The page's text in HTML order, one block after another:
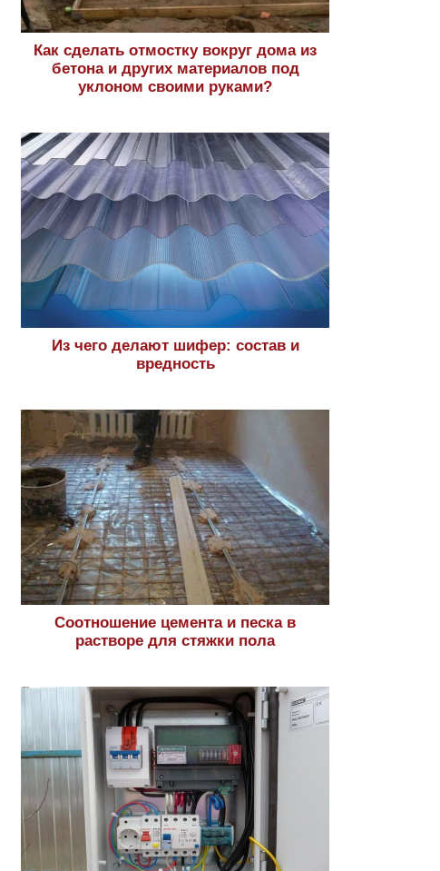
Как сделать отмостку вокруг дома из
бетона и других материалов под
уклоном своими руками?
Из чего делают шифер: состав и
вредность
Соотношение цемента и песка в
растворе для стяжки пола